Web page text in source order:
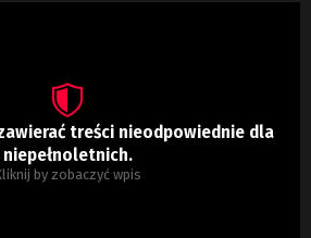
treści nieodpowiednie dla
niepełnoletnich.
by zobaczyć wpis